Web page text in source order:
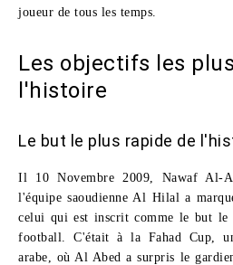
joueur de tous les temps.
Les objectifs les
l'histoire
Le but le plus rapide de
Il 10 Novembre 2009, Nawaf Al-
l'équipe saoudienne Al Hilal a
celui qui est inscrit comme le but le
football. C'était à la Fahad Cup,
arabe, où Al Abed a surpris le